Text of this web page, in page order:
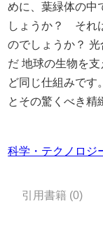
めに、葉緑体の中
しょうか？ それ
のでしょうか？
だ 地球の生物を
ど同じ仕組みです
とその驚くべき精
科学・テクノロジ
引用書籍 (0)